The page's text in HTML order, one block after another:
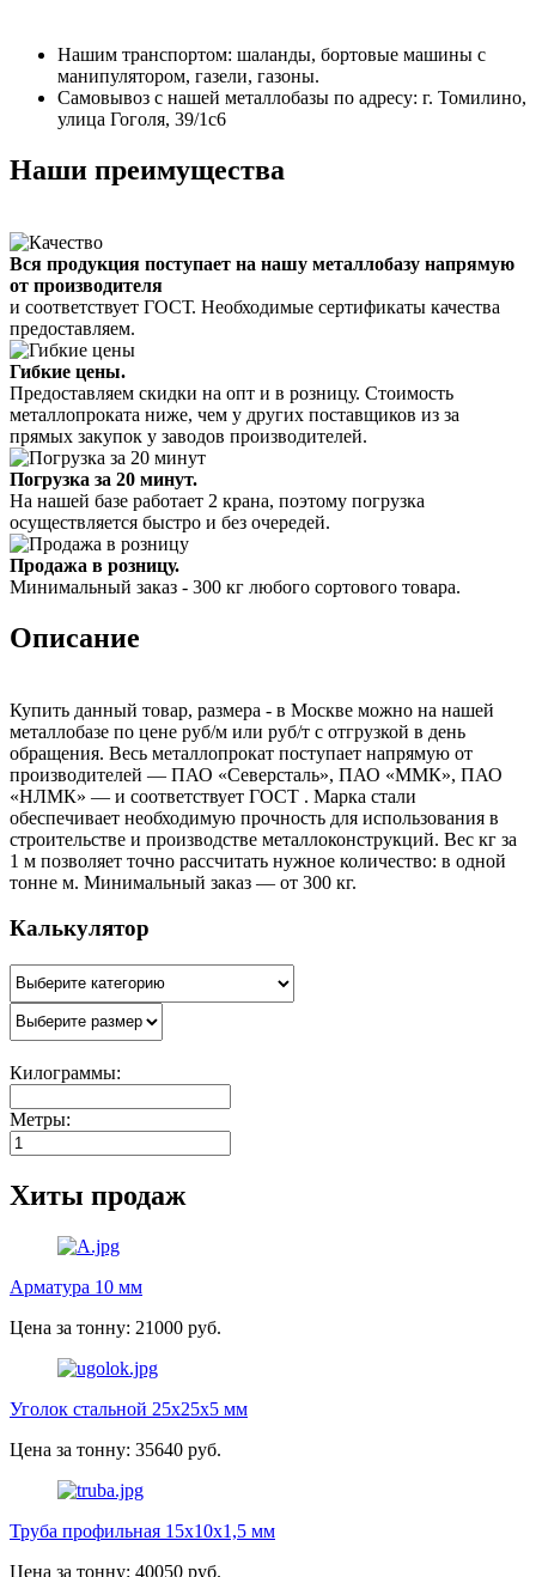
Нашим транспортом: шаланды, бортовые машины с
манипулятором, газели, газоны.
Самовывоз с нашей металлобазы по адресу: г. Томилино,
улица Гоголя, 39/1с6
Наши преимущества
Вся продукция поступает на нашу металлобазу напрямую
от производителя
и соответствует ГОСТ. Необходимые сертификаты качества
предоставляем.
Гибкие цены.
Предоставляем скидки на опт и в розницу. Стоимость
металлопроката ниже, чем у других поставщиков из за
прямых закупок у заводов производителей.
Погрузка за 20 минут.
На нашей базе работает 2 крана, поэтому погрузка
осуществляется быстро и без очередей.
Продажа в розницу.
Минимальный заказ - 300 кг любого сортового товара.
Описание
Купить данный товар, размера - в Москве можно на нашей
металлобазе по цене руб/м или руб/т с отгрузкой в день
обращения. Весь металлопрокат поступает напрямую от
производителей — ПАО «Северсталь», ПАО «ММК», ПАО
«НЛМК» — и соответствует ГОСТ . Марка стали
обеспечивает необходимую прочность для использования в
строительстве и производстве металлоконструкций. Вес кг за
1 м позволяет точно рассчитать нужное количество: в одной
тонне м. Минимальный заказ — от 300 кг.
Калькулятор
Килограммы:
Метры:
Хиты продаж
Арматура 10 мм
Цена за тонну: 21000 руб.
Уголок стальной 25х25х5 мм
Цена за тонну: 35640 руб.
Труба профильная 15х10х1,5 мм
Цена за тонну: 40050 руб.